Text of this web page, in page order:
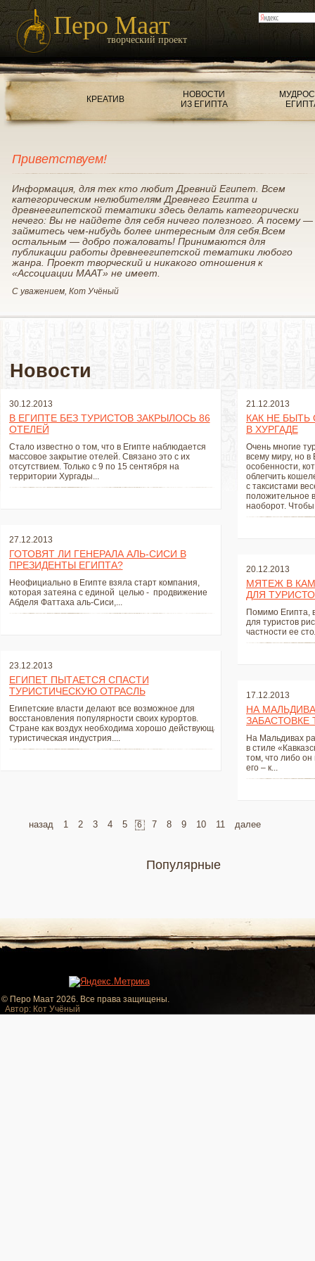
Перо Маат
творческий проект
КРЕАТИВ
НОВОСТИ
ИЗ ЕГИПТА
Приветствуем!
Информация, для тех кто любит Древний Египет. Всем
категорическим нелюбителям Древнего Египта и
древнеегипетской тематики здесь делать категорически
нечего: Вы не найдете для себя ничего полезного. А посему —
займитесь чем-нибудь более интересным для себя.Всем
остальным — добро пожаловать! Принимаются для
публикации работы древнеегипетской тематики любого
жанра. Проект творческий и никакого отношения к
«Ассоциации МААТ» не имеет.
С уважением, Кот Учёный
Новости
30.12.2013
В ЕГИПТЕ БЕЗ ТУРИСТОВ ЗАКРЫЛОСЬ 86
ОТЕЛЕЙ
Cтало известно о том, что в Египте наблюдается
массовое закрытие отелей. Связано это с их
отсутствием. Только с 9 по 15 сентября на
территории Хургады...
27.12.2013
ГОТОВЯТ ЛИ ГЕНЕРАЛА АЛЬ-СИСИ В
ПРЕЗИДЕНТЫ ЕГИПТА?
Неофициально в Египте взяла старт компания,
которая затеяна с единой целью - продвижение
Абделя Фаттаха аль-Сиси,...
23.12.2013
ЕГИПЕТ ПЫТАЕТСЯ СПАСТИ
ТУРИСТИЧЕСКУЮ ОТРАСЛЬ
Египетские власти делают все возможное для
восстановления популярности своих курортов.
Стране как воздух необходима хорошо действующая
туристическая индустрия....
21.12.2013
КАК НЕ
В ХУРГАДЕ
Очень многие
всему миру, но в
особенности,
облегчить
с таксистами
положительное
наоборот. Чтобы
20.12.2013
МЯТЕЖ В
ДЛЯ
Помимо Египта,
для туристов
частности ее
17.12.2013
НА
ЗАБАСТОВКЕ
На Мальдивах
в стиле
том, что либо он
его – к...
назад 1 2 3 4 5 6 7 8 9 10 11 далее
Популярные
© Перо Маат 2026. Все права защищены.
Автор: Кот Учёный